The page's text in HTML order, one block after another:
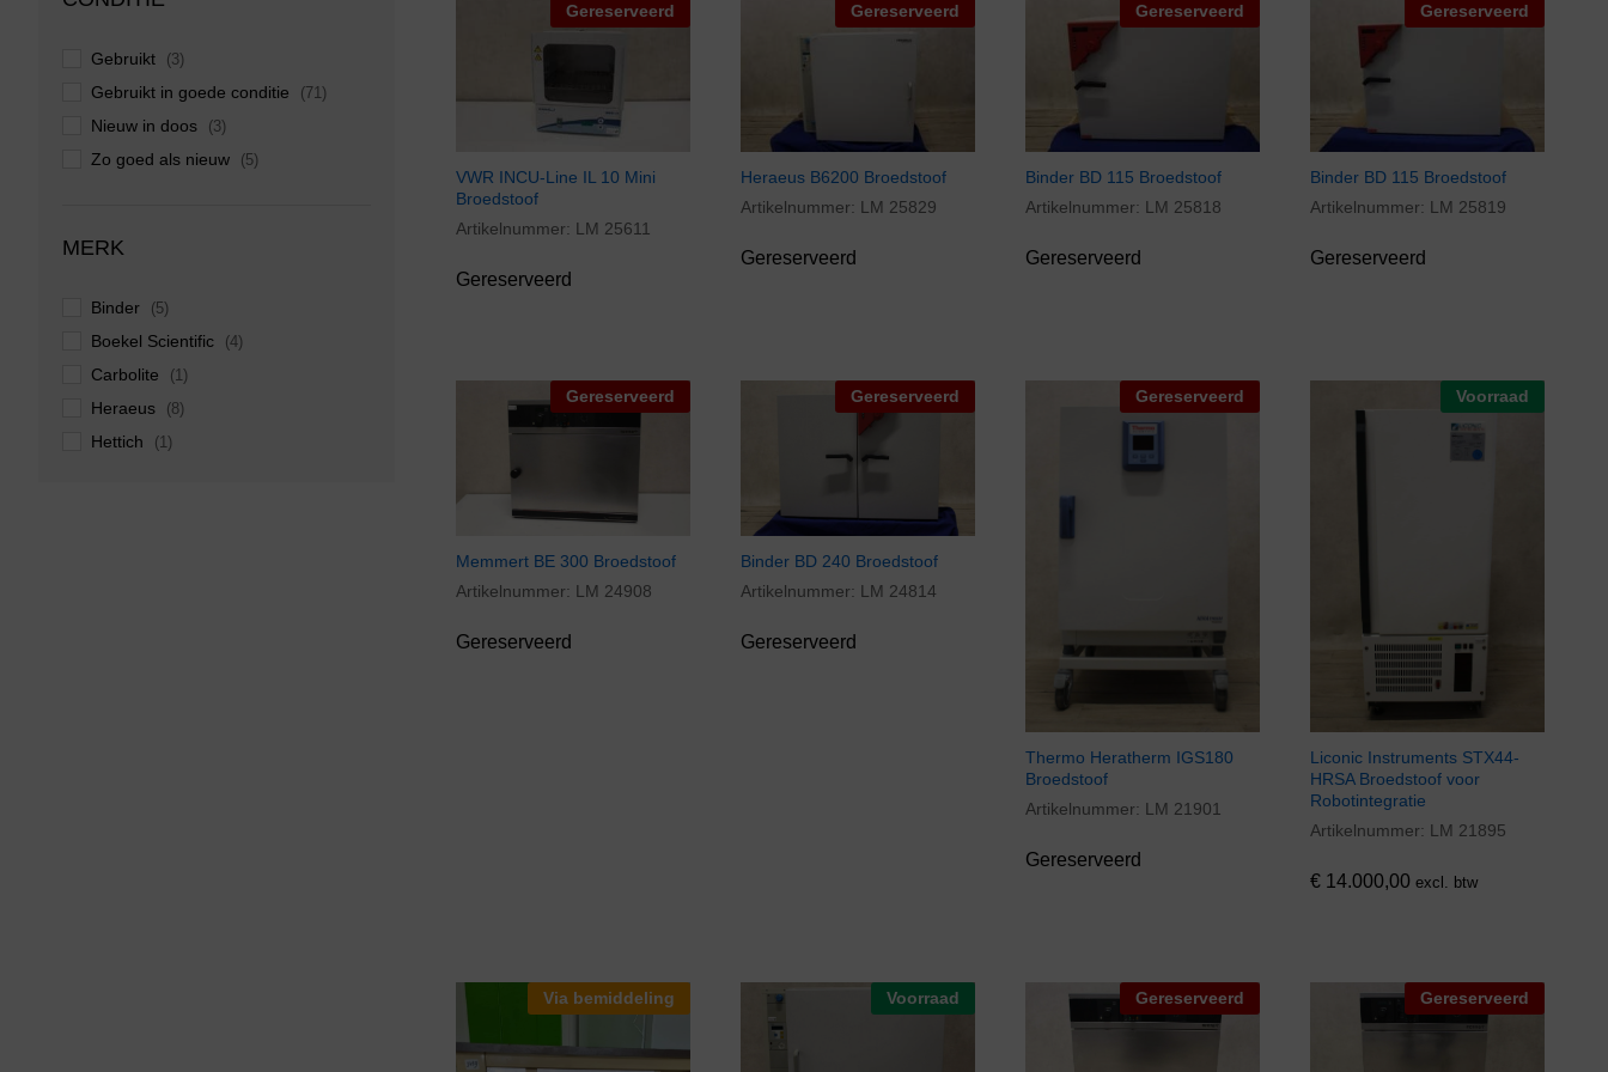
Gereserveerd
VWR INCU-Line IL 10 Mini
Broedstoof
Artikelnummer: LM 25611
Gereserveerd
Gereserveerd
Heraeus B6200 Broedstoof
Artikelnummer: LM 25829
Gereserveerd
Gereserveerd
Binder BD 115 Broedstoof
Artikelnummer: LM 25818
Gereserveerd
Gereserveerd
Binder BD 115 Broedstoof
Artikelnummer: LM 25819
Gereserveerd
Gereserveerd
Memmert BE 300 Broedstoof
Artikelnummer: LM 24908
Gereserveerd
Gereserveerd
Binder BD 240 Broedstoof
Artikelnummer: LM 24814
Gereserveerd
Gereserveerd
Thermo Heratherm IGS180
Broedstoof
Artikelnummer: LM 21901
Gereserveerd
Voorraad
Liconic Instruments STX44-
HRSA Broedstoof voor
Robotintegratie
Artikelnummer: LM 21895
€14.000,00 excl. btw
€14.000,00
Via bemiddeling Voorraad Gereserveerd Gereserveerd
Gebruikt (3)
Gebruikt in goede conditie (71)
Nieuw in doos (3)
Zo goed als nieuw (5)
MERK
Binder (5)
Boekel Scientific (4)
Carbolite (1)
Heraeus (8)
Hettich (1)